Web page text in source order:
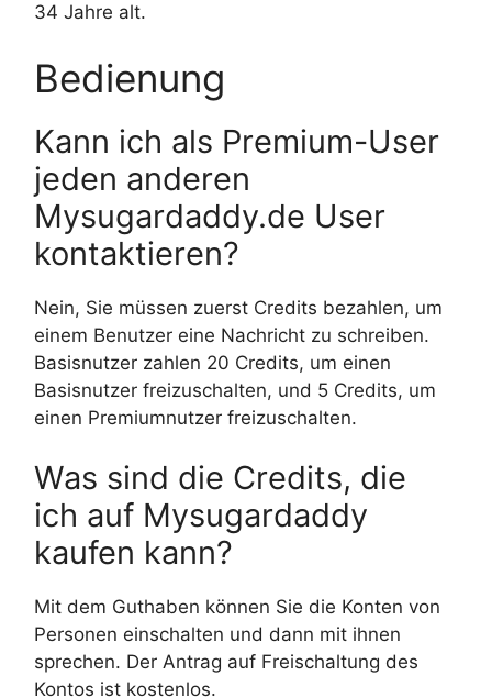
34 Jahre alt.
Bedienung
Kann ich als Premium-User
jeden anderen
Mysugardaddy.de User
kontaktieren?
Nein, Sie müssen zuerst Credits bezahlen, um
einem Benutzer eine Nachricht zu schreiben.
Basisnutzer zahlen 20 Credits, um einen
Basisnutzer freizuschalten, und 5 Credits, um
einen Premiumnutzer freizuschalten.
Was sind die Credits, die
ich auf Mysugardaddy
kaufen kann?
Mit dem Guthaben können Sie die Konten von
Personen einschalten und dann mit ihnen
sprechen. Der Antrag auf Freischaltung des
Kontos ist kostenlos.